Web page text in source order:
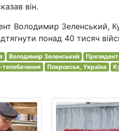
він.
Володимир Зеленський,
понад 40 тисяч
Володимир Зеленський
телебачення Покровськ, Україна